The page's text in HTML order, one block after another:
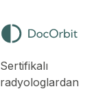
Sertifikalı
radyologlardan